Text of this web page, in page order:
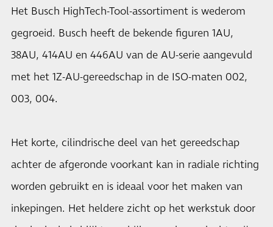
Het Busch HighTech-Tool-assortiment is wederom
gegroeid. Busch heeft de bekende figuren 1AU,
38AU, 414AU en 446AU van de AU-serie aangevuld
met het 1Z-AU-gereedschap in de ISO-maten 002,
003, 004.
Het korte, cilindrische deel van het gereedschap
achter de afgeronde voorkant kan in radiale richting
worden gebruikt en is ideaal voor het maken van
inkepingen. Het heldere zicht op het werkstuk door